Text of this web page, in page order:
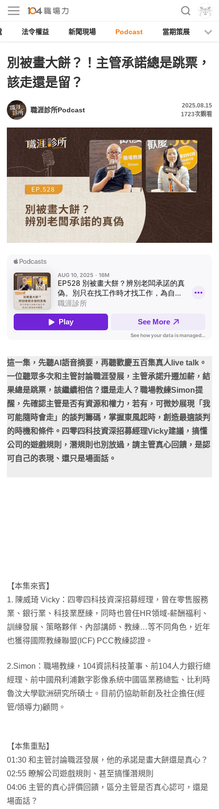
法令權益 新聞現場 Podcast 當期策展
別被畫大餅？！主管承諾總是跳票，
該走還是留？
職涯診所Podcast
2025.08.15
1723次觀看
這一集，先聽AI語音摘要，再聽歡慶五百集真人live talk。
一位聽眾多次和主管討論職涯發展，主管承諾升遷加薪，結
果總是跳票，該繼續相信？還是走人？職場教練Simon提
醒，先確認主管是否有資源和權力，若有，可微妙展現「我
可能隨時會走」的談判籌碼，掌握東風起時，創造最適談判
的時機和條件。四零四科技資深招募經理Vicky建議，搞懂
公司的遊戲規則，潛規則也別放過，請主管真心回饋，是認
可自己的表現、還只是場面話。
【本集來賓】
1. 陳威琦 Vicky：四零四科技資深招募經理，曾在零售服務
業、銀行業、科技業歷練，同時也曾任HR領域-薪酬福利、
訓練發展、策略夥伴、內部講師、教練…等不同角色，近年
也獲得國際教練聯盟(ICF) PCC教練認證。
2.Simon：職場教練，104資訊科技董事、前104人力銀行總
經理、前中國飛利浦數字影像系統中國區業務總監、比利時
魯汶大學歐洲研究所碩士。目前仍協助新創及社企擔任(經
管/領導力)顧問。
【本集重點】
01:30 和主管討論職涯發展，他的承諾是畫大餅還是真心？
02:55 瞭解公司遊戲規則、甚至搞懂潛規則
04:06 主管的真心評價回饋，區分主管是否真心認可，還是
場面話？